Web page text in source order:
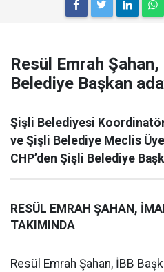
Resül Emrah Şahan,
Belediye Başkan
Şişli Belediyesi Koordinatör
ve Şişli Belediye Meclis
CHP’den Şişli Belediye
RESÜL EMRAH ŞAHAN,
TAKIMINDA
Resül Emrah Şahan, İBB